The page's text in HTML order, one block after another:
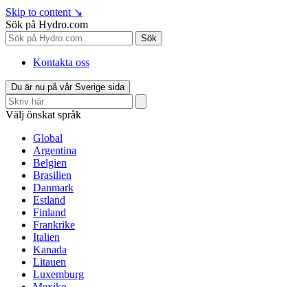
Skip to content ↘
Sök på Hydro.com
Sök
Kontakta oss
Du är nu på vår Sverige sida
Välj önskat språk
Global
Argentina
Belgien
Brasilien
Danmark
Estland
Finland
Frankrike
Italien
Kanada
Litauen
Luxemburg